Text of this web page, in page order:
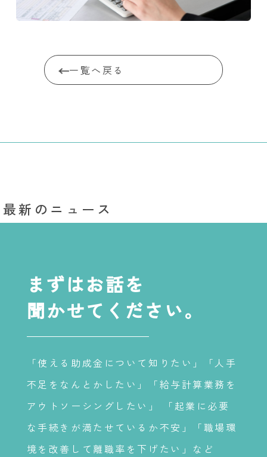
一覧へ戻る
最新のニュース
まずはお話を
聞かせてください。
「使える助成金について知りたい」「人手
不足をなんとかしたい」「給与計算業務を
アウトソーシングしたい」 「起業に必要
な手続きが満たせているか不安」「職場環
境を改善して離職率を下げたい」など